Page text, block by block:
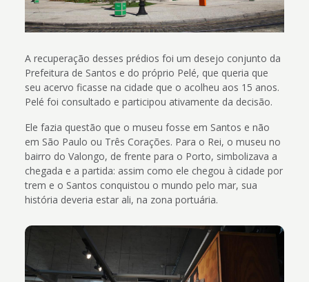
A recuperação desses prédios foi um desejo conjunto da
Prefeitura de Santos e do próprio Pelé, que queria que
seu acervo ficasse na cidade que o acolheu aos 15 anos.
Pelé foi consultado e participou ativamente da decisão.
Ele fazia questão que o museu fosse em Santos e não
em São Paulo ou Três Corações. Para o Rei, o museu no
bairro do Valongo, de frente para o Porto, simbolizava a
chegada e a partida: assim como ele chegou à cidade por
trem e o Santos conquistou o mundo pelo mar, sua
história deveria estar ali, na zona portuária.